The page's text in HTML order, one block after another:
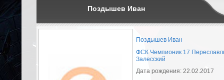
Поздышев Иван
Поздышев Иван
ФСК Чемпионик 17
Залесский
Дата рождения: 22.02.2017